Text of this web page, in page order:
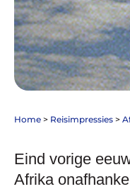
Home > Reisimpressies >
Eind vorige
Afrika